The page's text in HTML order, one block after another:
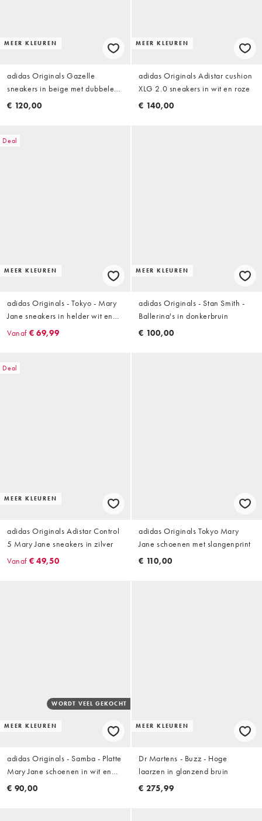
MEER KLEUREN
adidas Originals Gazelle
sneakers in beige met dubbele
veters
€ 120,00
MEER KLEUREN
adidas Originals Adistar cushion
XLG 2.0 sneakers in wit en roze
€ 140,00
Deal
MEER KLEUREN
adidas Originals - Tokyo - Mary
Jane sneakers in helder wit en
rood
Vanaf € 69,99
MEER KLEUREN
adidas Originals - Stan Smith -
Ballerina's in donkerbruin
€ 100,00
Deal
MEER KLEUREN
adidas Originals Adistar Control
5 Mary Jane sneakers in zilver
Vanaf € 49,50
adidas Originals Tokyo Mary
Jane schoenen met slangenprint
€ 110,00
MEER KLEUREN
WORDT VEEL GEKOCHT
adidas Originals - Samba - Platte
Mary Jane schoenen in wit en
zwart
€ 90,00
MEER KLEUREN
Dr Martens - Buzz - Hoge
laarzen in glanzend bruin
€ 275,99